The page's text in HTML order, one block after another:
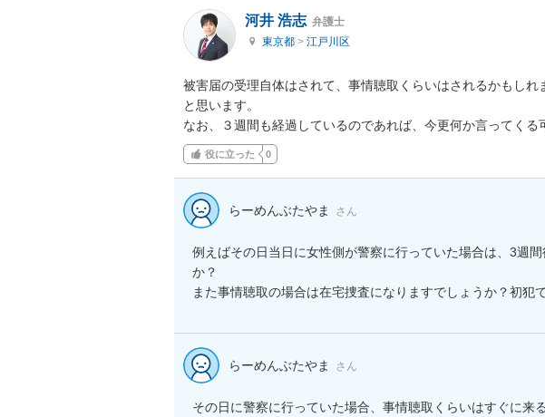
河井 浩志 弁護士
東京都 > 江戸川区
被害届の受理自体はされて、事情聴取くらいはされるかもし
と思います。
なお、３週間も経過しているのであれば、今更何か言ってくる
役に立った 0
らーめんぶたやま さん
例えばその日当日に女性側が警察に行っていた場合は、3週
か？
また事情聴取の場合は在宅捜査になりますでしょうか？初犯で
らーめんぶたやま さん
その日に警察に行っていた場合、事情聴取くらいはすぐに来